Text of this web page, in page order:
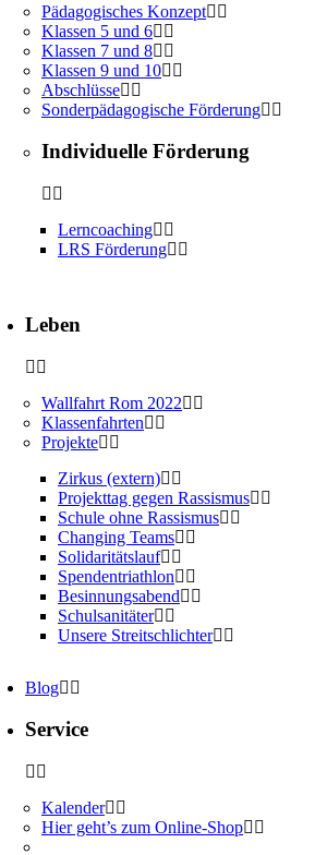
Pädagogisches Konzept
Klassen 5 und 6
Klassen 7 und 8
Klassen 9 und 10
Abschlüsse
Sonderpädagogische Förderung
Individuelle Förderung
Lerncoaching
LRS Förderung
Leben
Wallfahrt Rom 2022
Klassenfahrten
Projekte
Zirkus (extern)
Projekttag gegen Rassismus
Schule ohne Rassismus
Changing Teams
Solidaritätslauf
Spendentriathlon
Besinnungsabend
Schulsanitäter
Unsere Streitschlichter
Blog
Service
Kalender
Hier geht’s zum Online-Shop